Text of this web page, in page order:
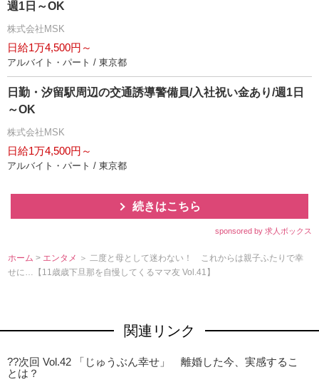
週1日～OK
株式会社MSK
日給1万4,500円～
アルバイト・パート / 東京都
日勤・汐留駅周辺の交通誘導警備員/入社祝い金あり/週1日
～OK
株式会社MSK
日給1万4,500円～
アルバイト・パート / 東京都
続きはこちら
sponsored by 求人ボックス
ホーム > エンタメ ＞ 二度と母として迷わない！ これからは親子ふたりで幸
せに…【11歳歳下旦那を自慢してくるママ友 Vol.41】
関連リンク
??次回 Vol.42 「じゅうぶん幸せ」 離婚した今、実感するこ
とは？